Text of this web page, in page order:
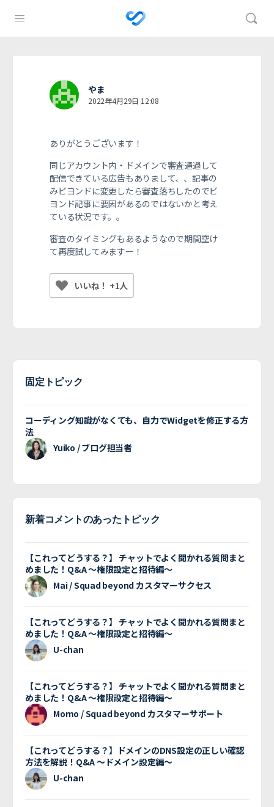
やま
2022年4月29日 12:08
ありがとうございます！
同じアカウント内・ドメインで審査通過して
配信できている広告もありまして、、記事の
みビヨンドに変更したら審査落ちしたのでビ
ヨンド記事に要因があるのではないかと考え
ている状況です。。
審査のタイミングもあるようなので期間空け
て再度試してみますー！
いいね！ +1人
固定トピック
コーディング知識がなくても、自力でWidgetを修正する方
法
Yuiko / ブログ担当者
新着コメントのあったトピック
【これってどうする？】 チャットでよく聞かれる質問まと
めました！Q&A 〜権限設定と招待編〜
Mai / Squad beyond カスタマーサクセス
【これってどうする？】 チャットでよく聞かれる質問まと
めました！Q&A 〜権限設定と招待編〜
U-chan
【これってどうする？】 チャットでよく聞かれる質問まと
めました！Q&A 〜権限設定と招待編〜
Momo / Squad beyond カスタマーサポート
【これってどうする？】ドメインのDNS設定の正しい確認
方法を解説！Q&A 〜ドメイン設定編〜
U-chan